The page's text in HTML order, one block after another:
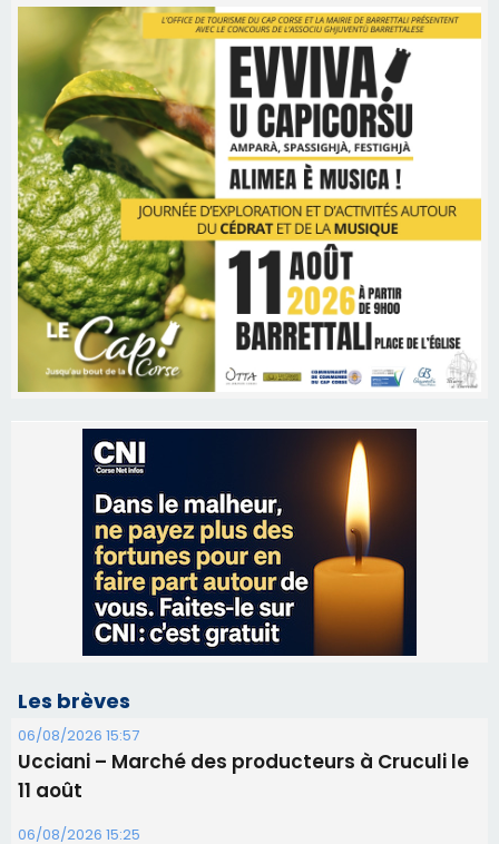
Les brèves
06/08/2026 15:57
Ucciani – Marché des producteurs à Cruculi le
06/08/2026 15:25
Corte – L’association A Nuciola organise une
06/08/2026 15:04
Alata - Soirée Tango Argentin au stade de San
Benedetto
05/08/2026 09:53